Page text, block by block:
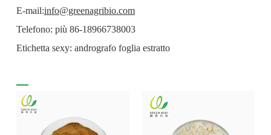
E-mail:info@greenagribio.com
Telefono: più 86-18966738003
Etichetta sexy: andrografo foglia estratto